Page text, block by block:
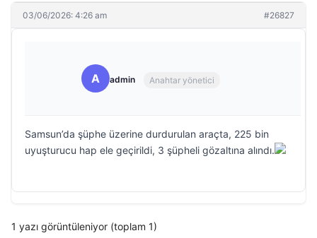
03/06/2026: 4:26 am #26827
A admin Anahtar yönetici
Samsun’da şüphe üzerine durdurulan araçta, 225 bin
uyuşturucu hap ele geçirildi, 3 şüpheli gözaltına alındı.
1 yazı görüntüleniyor (toplam 1)